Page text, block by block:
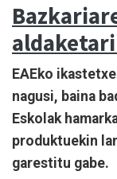
EAEko
nagusi, baina
Eskolak
produktuekin
garestitu gabe.